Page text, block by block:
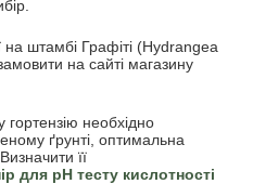
на штамбі Графіті (Hydrangea
на сайті магазину
гортензію необхідно
ґрунті, оптимальна
її
для pH тесту кислотності